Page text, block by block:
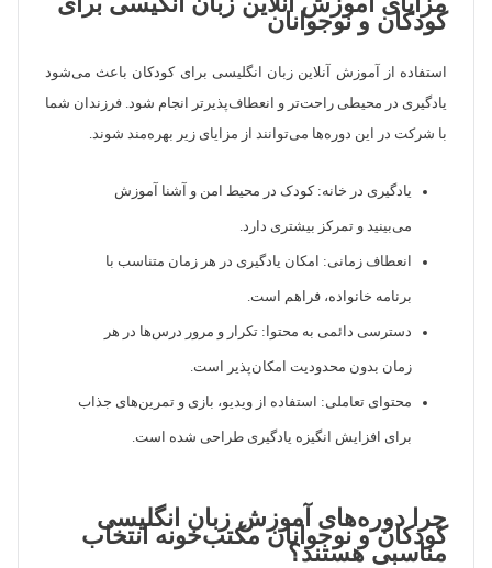
کودکان و نوجوانان
استفاده از آموزش آنلاین زبان انگلیسی برای کودکان باعث می‌شود
یادگیری در محیطی راحت‌تر و انعطاف‌پذیرتر انجام شود. فرزندان شما
با شرکت در این دوره‌ها می‌توانند از مزایای زیر بهره‌مند شوند.
یادگیری در خانه: کودک در محیط امن و آشنا آموزش
می‌بینید و تمرکز بیشتری دارد.
انعطاف زمانی: امکان یادگیری در هر زمان متناسب با
برنامه خانواده، فراهم است.
دسترسی دائمی به محتوا: تکرار و مرور درس‌ها در هر
زمان بدون محدودیت امکان‌پذیر است.
محتوای تعاملی: استفاده از ویدیو، بازی و تمرین‌های جذاب
برای افزایش انگیزه یادگیری طراحی شده است.
چرا دوره‌های آموزش زبان انگلیسی
کودکان و نوجوانان مکتب‌خونه انتخاب
مناسبی هستند؟